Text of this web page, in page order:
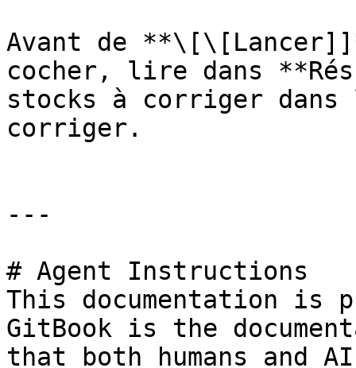
Avant de
cocher, lire dans
stocks à corriger
corriger.
---
# Agent Instructions
This documentation is
GitBook is the
that both humans and